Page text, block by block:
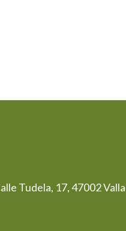
Tudela, 17, 47002